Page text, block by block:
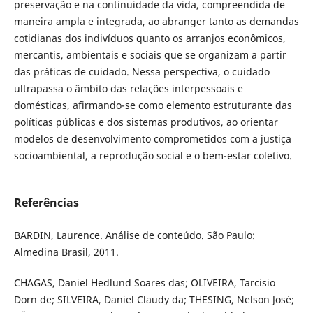
preservação e na continuidade da vida, compreendida de
maneira ampla e integrada, ao abranger tanto as demandas
cotidianas dos indivíduos quanto os arranjos econômicos,
mercantis, ambientais e sociais que se organizam a partir
das práticas de cuidado. Nessa perspectiva, o cuidado
ultrapassa o âmbito das relações interpessoais e
domésticas, afirmando-se como elemento estruturante das
políticas públicas e dos sistemas produtivos, ao orientar
modelos de desenvolvimento comprometidos com a justiça
socioambiental, a reprodução social e o bem-estar coletivo.
Referências
BARDIN, Laurence. Análise de conteúdo. São Paulo:
Almedina Brasil, 2011.
CHAGAS, Daniel Hedlund Soares das; OLIVEIRA, Tarcisio
Dorn de; SILVEIRA, Daniel Claudy da; THESING, Nelson José;